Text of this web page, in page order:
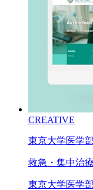
CREATIVE
東京大学医学
救急・集中治
東京大学医学